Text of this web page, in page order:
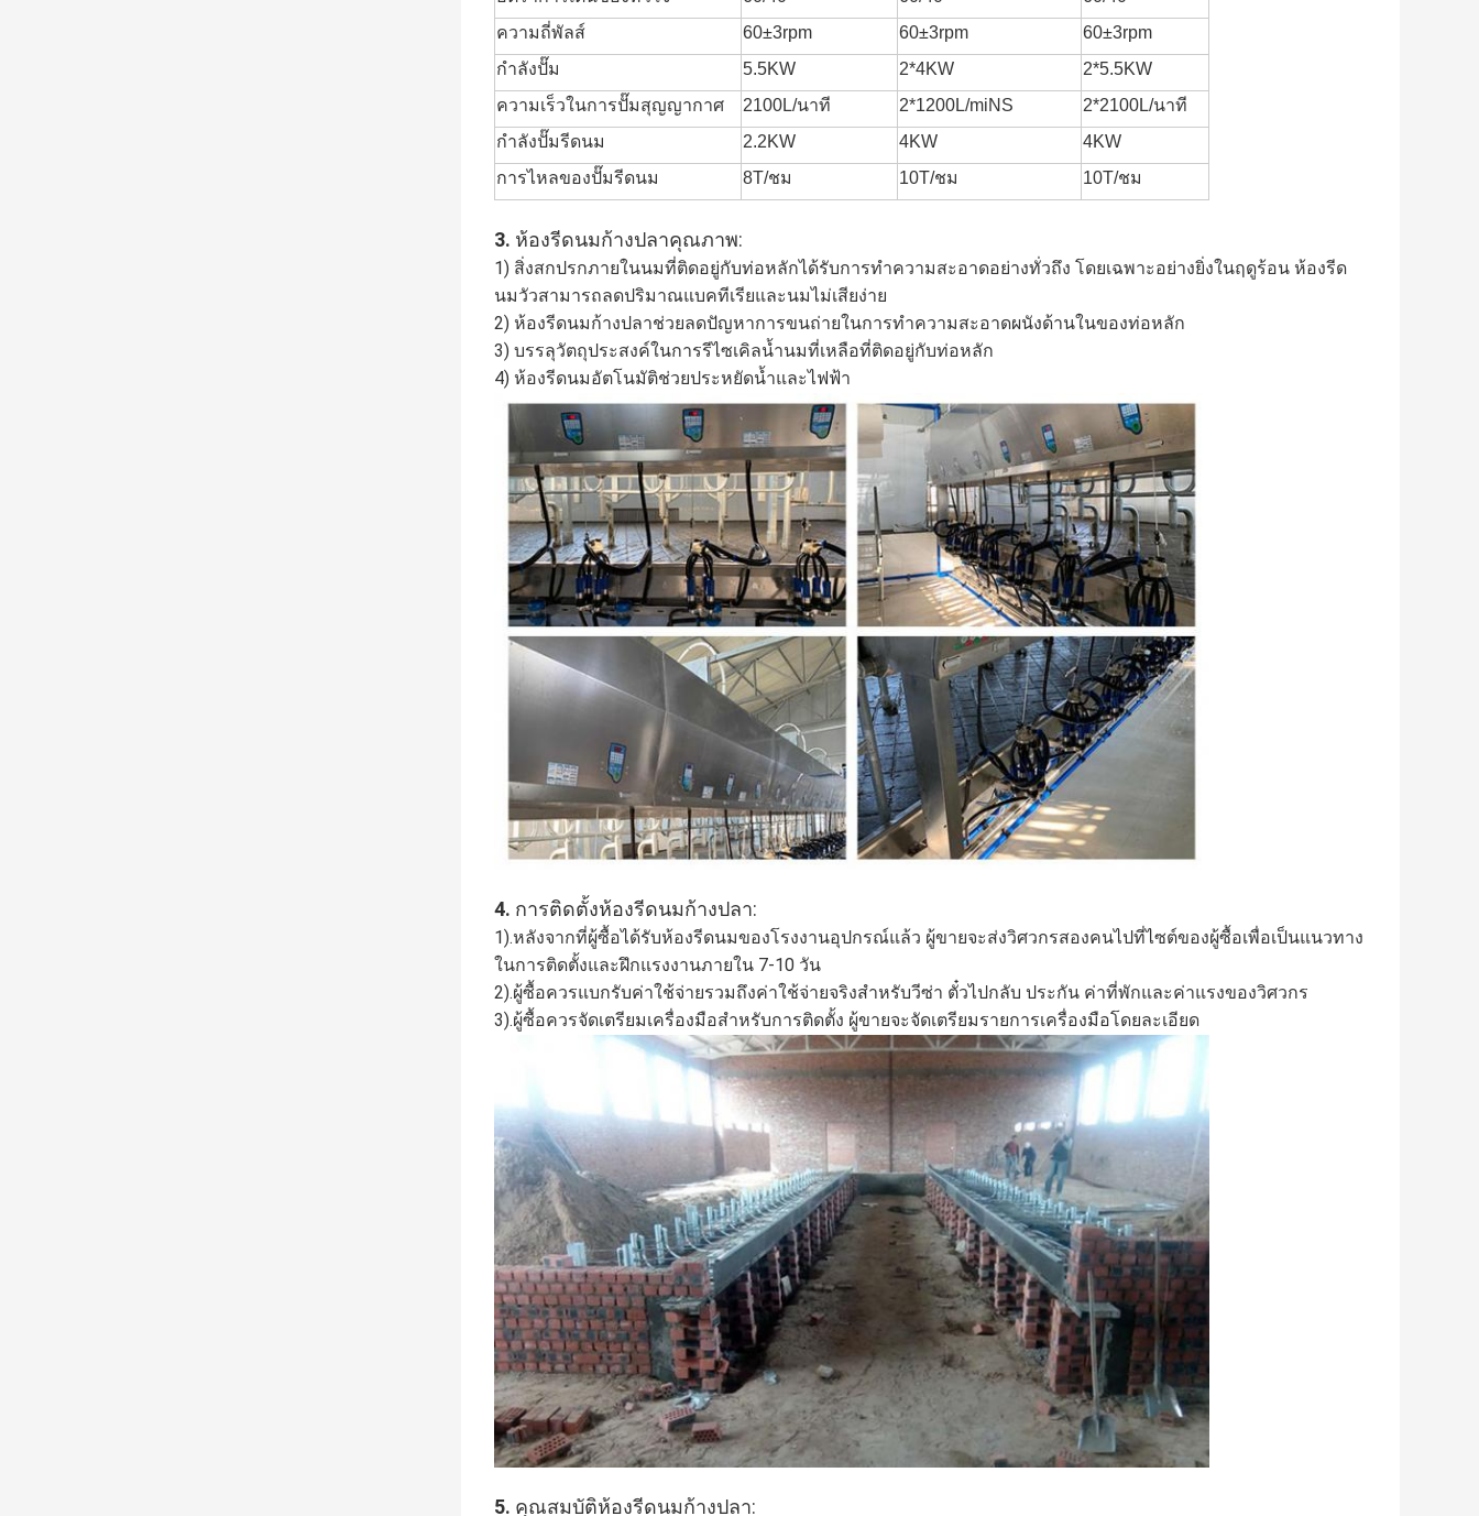
ความถี่พัลส์
60±3rpm 60±3rpm
60±3rpm
กำลังปั๊ม
5.5KW 2*4KW
2*5.5KW
ความเร็วในการปั๊มสุญญากาศ
2100L/นาที 2*1200L/miNS
2*2100L/นาที
กำลังปั๊มรีดนม
2.2KW 4KW
4KW
การไหลของปั๊มรีดนม
8T/ชม 10T/ชม 10T/ชม
3. ห้องรีดนมก้างปลาคุณภาพ:
1) สิ่งสกปรกภายในนมที่ติดอยู่กับท่อหลักได้รับการทำความสะอาดอย่างทั่วถึง โดยเฉพาะอย่างยิ่งในฤดูร้อน ห้องรีด
นมวัวสามารถลดปริมาณแบคทีเรียและนมไม่เสียง่าย
2) ห้องรีดนมก้างปลาช่วยลดปัญหาการขนถ่ายในการทำความสะอาดผนังด้านในของท่อหลัก
3) บรรลุวัตถุประสงค์ในการรีไซเคิลน้ำนมที่เหลือที่ติดอยู่กับท่อหลัก
4) ห้องรีดนมอัตโนมัติช่วยประหยัดน้ำและไฟฟ้า
4. การติดตั้งห้องรีดนมก้างปลา:
1).หลังจากที่ผู้ซื้อได้รับห้องรีดนมของโรงงานอุปกรณ์แล้ว ผู้ขายจะส่งวิศวกรสองคนไปที่ไซต์ของผู้ซื้อเพื่อเป็นแนวทาง
ในการติดตั้งและฝึกแรงงานภายใน 7-10 วัน
2).ผู้ซื้อควรแบกรับค่าใช้จ่ายรวมถึงค่าใช้จ่ายจริงสำหรับวีซ่า ตั๋วไปกลับ ประกัน ค่าที่พักและค่าแรงของวิศวกร
3).ผู้ซื้อควรจัดเตรียมเครื่องมือสำหรับการติดตั้ง ผู้ขายจะจัดเตรียมรายการเครื่องมือโดยละเอียด
5. คุณสมบัติห้องรีดนมก้างปลา: